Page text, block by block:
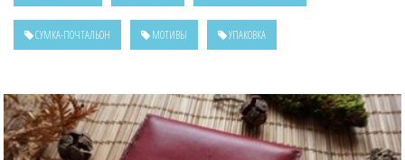
СУМКА-ПОЧТАЛЬОН МОТИВЫ УПАКОВКА